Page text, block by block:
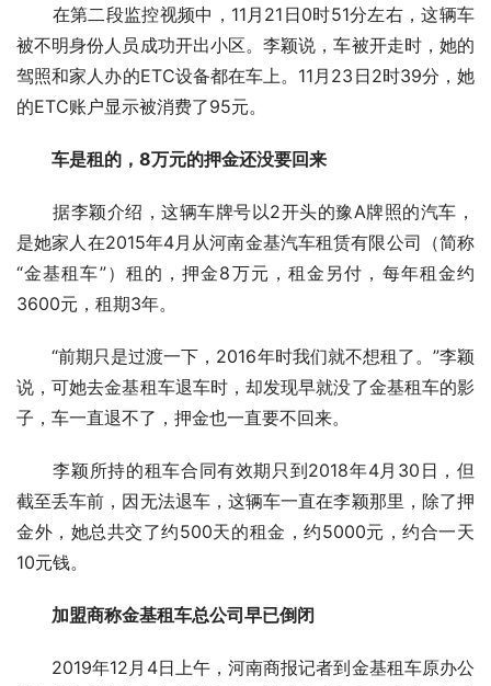
在第二段监控视频中，11月21日0时51分左右，这辆车
被不明身份人员成功开出小区。李颖说，车被开走时，她的
驾照和家人办的ETC设备都在车上。11月23日2时39分，她
的ETC账户显示被消费了95元。
车是租的，8万元的押金还没要回来
据李颖介绍，这辆车牌号以2开头的豫A牌照的汽车，
是她家人在2015年4月从河南金基汽车租赁有限公司（简称
“金基租车”）租的，押金8万元，租金另付，每年租金约
3600元，租期3年。
“前期只是过渡一下，2016年时我们就不想租了。”李颖
说，可她去金基租车退车时，却发现早就没了金基租车的影
子，车一直退不了，押金也一直要不回来。
李颖所持的租车合同有效期只到2018年4月30日，但
截至丢车前，因无法退车，这辆车一直在李颖那里，除了押
金外，她总共交了约500天的租金，约5000元，约合一天
10元钱。
加盟商称金基租车总公司早已倒闭
2019年12月4日上午，河南商报记者到金基租车原办公